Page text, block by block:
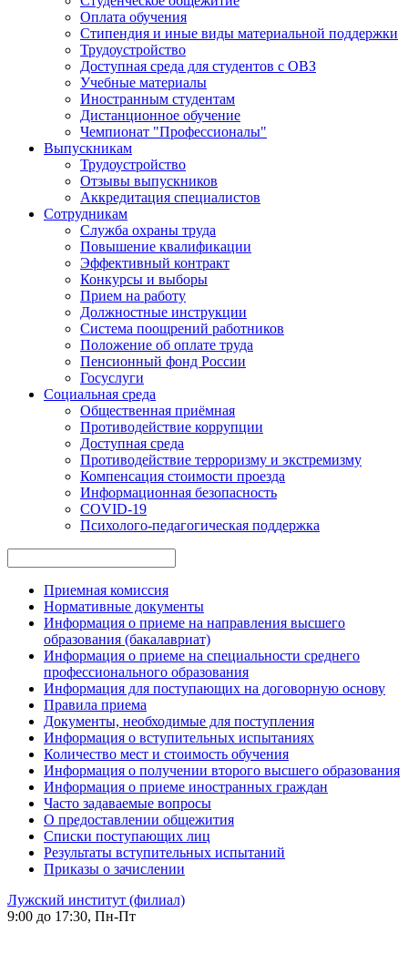
Оплата обучения
Стипендия и иные виды материальной поддержки
Трудоустройство
Доступная среда для студентов с ОВЗ
Учебные материалы
Иностранным студентам
Дистанционное обучение
Чемпионат "Профессионалы"
Выпускникам
Трудоустройство
Отзывы выпускников
Аккредитация специалистов
Сотрудникам
Служба охраны труда
Повышение квалификации
Эффективный контракт
Конкурсы и выборы
Прием на работу
Должностные инструкции
Система поощрений работников
Положение об оплате труда
Пенсионный фонд России
Госуслуги
Социальная среда
Общественная приёмная
Противодействие коррупции
Доступная среда
Противодействие терроризму и экстремизму
Компенсация стоимости проезда
Информационная безопасность
COVID-19
Психолого-педагогическая поддержка
Приемная комиссия
Нормативные документы
Информация о приеме на направления высшего
образования (бакалавриат)
Информация о приеме на специальности среднего
профессионального образования
Информация для поступающих на договорную основу
Правила приема
Документы, необходимые для поступления
Информация о вступительных испытаниях
Количество мест и стоимость обучения
Информация о получении второго высшего образования
Информация о приеме иностранных граждан
Часто задаваемые вопросы
О предоставлении общежития
Списки поступающих лиц
Результаты вступительных испытаний
Приказы о зачислении
Лужский институт (филиал)
9:00 до 17:30, Пн-Пт